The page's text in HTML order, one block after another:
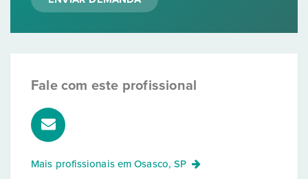
Fale com este profissional
Mais profissionais emOsasco, SP